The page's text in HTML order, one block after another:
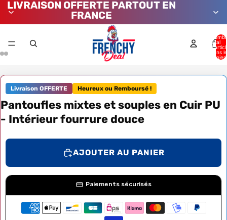
LIVRAISON OFFERTE PARTOUT EN
FRANCE
total
dans le
Livraison OFFERTE Heureux ou Remboursé !
Pantoufles mixtes et souples en Cuir PU
- Intérieur fourrure douce
AJOUTER AU PANIER
Paiements sécurisés